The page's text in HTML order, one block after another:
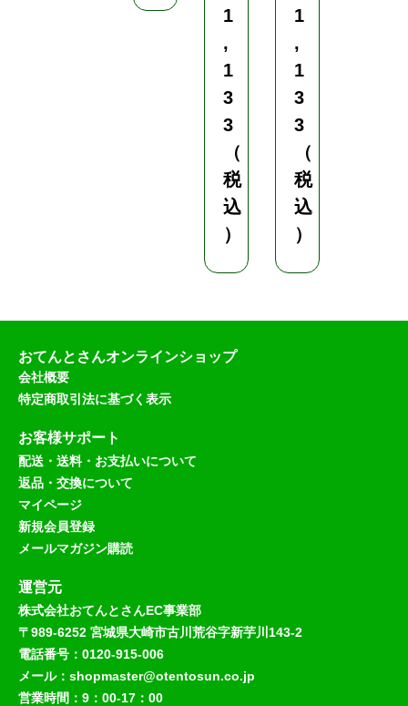
1
,
1
3
3
（
税
込
）
1
,
1
3
3
（
税
込
）
おてんとさんオンラインショップ
会社概要
特定商取引法に基づく表示
お客様サポート
配送・送料・お支払いについて
返品・交換について
マイページ
新規会員登録
メールマガジン購読
運営元
株式会社おてんとさんEC事業部
〒989-6252 宮城県大崎市古川荒谷字新芋川143-2
電話番号：0120-915-006
メール：shopmaster@otentosun.co.jp
営業時間：9：00-17：00